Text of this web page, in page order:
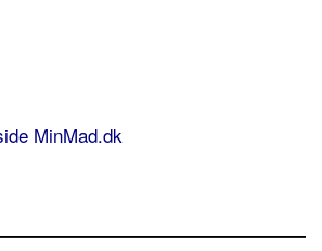
MinMad.dk